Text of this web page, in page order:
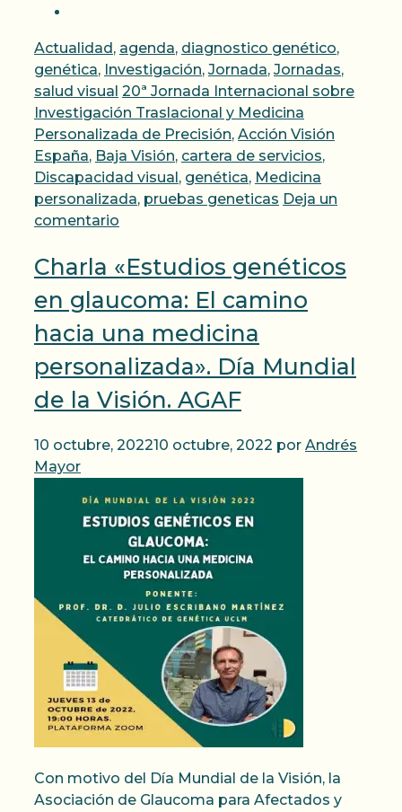
Categorías
Actualidad, agenda, diagnostico genético,
genética, Investigación, Jornada, Jornadas,
salud visual Etiquetas
20ª Jornada Internacional sobre
Investigación Traslacional y Medicina
Personalizada de Precisión, Acción Visión
España, Baja Visión, cartera de servicios,
Discapacidad visual, genética, Medicina
personalizada, pruebas geneticas Deja un
comentario
Charla «Estudios genéticos
en glaucoma: El camino
hacia una medicina
personalizada». Día Mundial
de la Visión. AGAF
10 octubre, 202210 octubre, 2022 por Andrés
Mayor
Con motivo del Día Mundial de la Visión, la
Asociación de Glaucoma para Afectados y